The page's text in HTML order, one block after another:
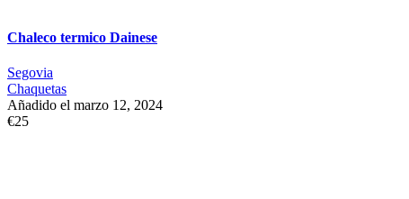
Chaleco termico Dainese
Segovia
Chaquetas
Añadido el marzo 12, 2024
€25